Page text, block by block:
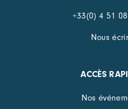
+33(0) 4 51
Nous
ACCÈS
Nos